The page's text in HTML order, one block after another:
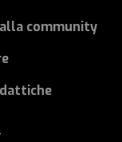
community